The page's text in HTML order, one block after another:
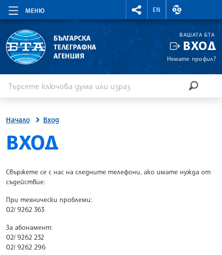
МЕНЮ
RIGHTMENU.SOCIAL
EN
ВАЛУТНИ
БЪЛГАРСКА
ТЕЛЕГРАФНА
АГЕНЦИЯ
ВАШАТА БТА
ВХОД
Нямате профил?
Начало Вход
SITE.BTA
ВХОД
Свържете се с нас на следните телефони, ако имате нужда от
съдействие:
При технически проблеми:
02/ 9262 363
За абонамент:
02/ 9262 232
02/ 9262 296